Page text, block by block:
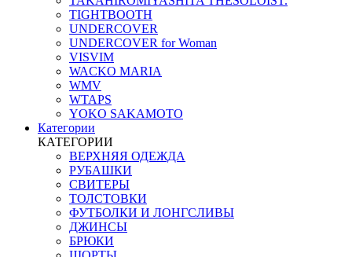
TIGHTBOOTH
UNDERCOVER
UNDERCOVER for Woman
VISVIM
WACKO MARIA
WMV
WTAPS
YOKO SAKAMOTO
Категории
КАТЕГОРИИ
ВЕРХНЯЯ ОДЕЖДА
РУБАШКИ
СВИТЕРЫ
ТОЛСТОВКИ
ФУТБОЛКИ И ЛОНГСЛИВЫ
ДЖИНСЫ
БРЮКИ